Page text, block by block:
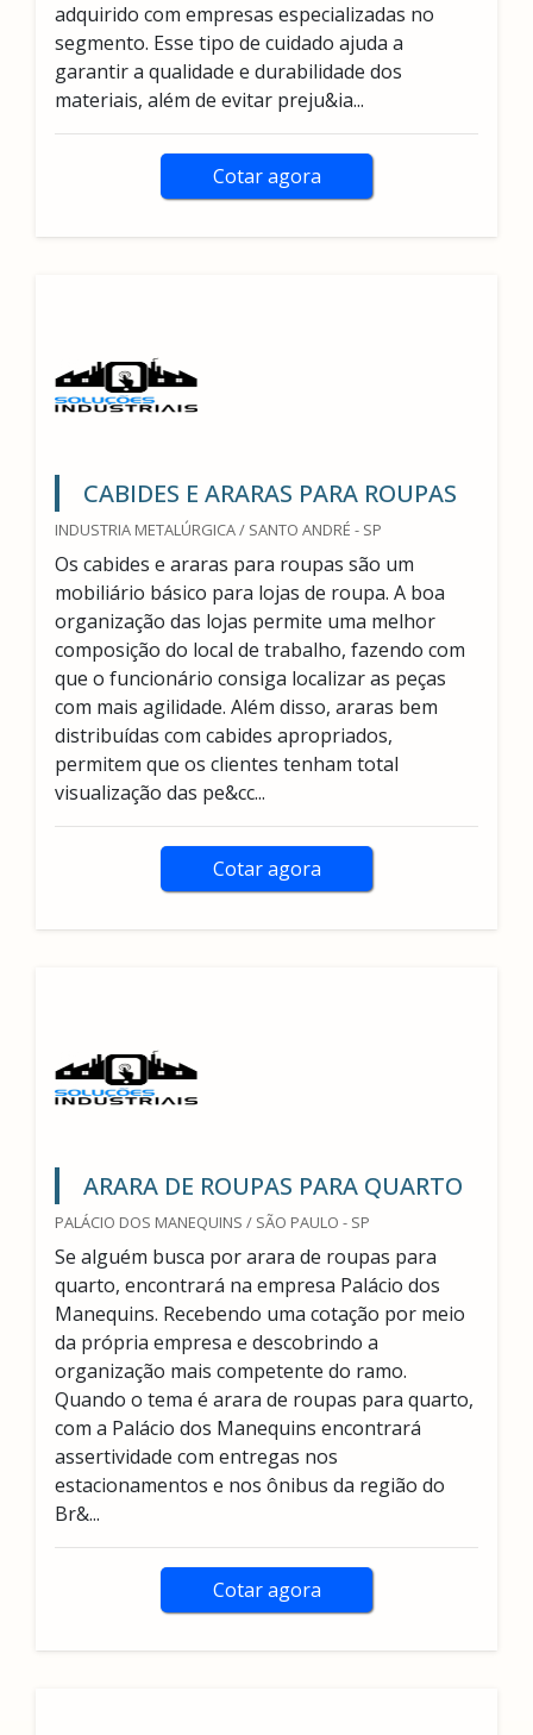
adquirido com empresas especializadas no
segmento. Esse tipo de cuidado ajuda a
garantir a qualidade e durabilidade dos
materiais, além de evitar preju&ia...
Cotar agora
CABIDES E ARARAS PARA ROUPAS
INDUSTRIA METALÚRGICA / SANTO ANDRÉ - SP
Os cabides e araras para roupas são um
mobiliário básico para lojas de roupa. A boa
organização das lojas permite uma melhor
composição do local de trabalho, fazendo com
que o funcionário consiga localizar as peças
com mais agilidade. Além disso, araras bem
distribuídas com cabides apropriados,
permitem que os clientes tenham total
visualização das pe&cc...
Cotar agora
ARARA DE ROUPAS PARA QUARTO
PALÁCIO DOS MANEQUINS / SÃO PAULO - SP
Se alguém busca por arara de roupas para
quarto, encontrará na empresa Palácio dos
Manequins. Recebendo uma cotação por meio
da própria empresa e descobrindo a
organização mais competente do ramo.
Quando o tema é arara de roupas para quarto,
com a Palácio dos Manequins encontrará
assertividade com entregas nos
estacionamentos e nos ônibus da região do
Br&...
Cotar agora